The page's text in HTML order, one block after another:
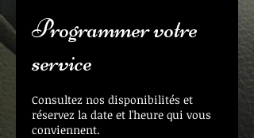
Programmer votre
service
Consultez nos disponibilités et
réservez la date et l'heure qui vous
conviennent.